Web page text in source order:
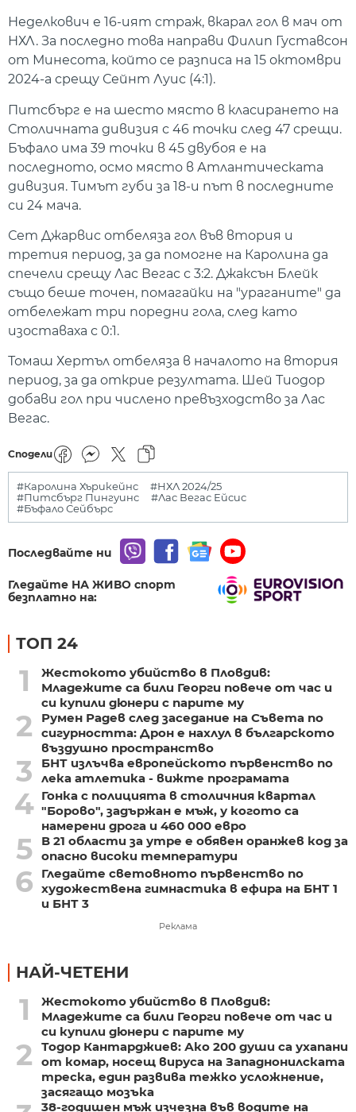
Неделкович е 16-ият страж, вкарал гол в мач от
НХЛ. За последно това направи Филип Густавсон
от Минесота, който се разписа на 15 октомври
2024-а срещу Сейнт Луис (4:1).
Питсбърг е на шесто място в класирането на
Столичната дивизия с 46 точки след 47 срещи.
Бъфало има 39 точки в 45 двубоя е на
последното, осмо място в Атлантическата
дивизия. Тимът губи за 18-и път в последните
си 24 мача.
Сет Джарвис отбеляза гол във втория и
третия период, за да помогне на Каролина да
спечели срещу Лас Вегас с 3:2. Джаксън Блейк
също беше точен, помагайки на "ураганите" да
отбележат три поредни гола, след като
изоставаха с 0:1.
Томаш Хертъл отбеляза в началото на втория
период, за да открие резултата. Шей Тиодор
добави гол при числено превъзходство за Лас
Вегас.
Сподели
#Каролина Хърикейнс
#НХЛ 2024/25
#Питсбърг Пингуинс
#Лас Вегас Ейсис
#Бъфало Сейбърс
Последвайте ни
Гледайте НА ЖИВО спорт
безплатно на:
ТОП 24
1
Жестокото убийство в Пловдив:
Младежите са били Георги повече от час и
си купили дюнери с парите му
2
Румен Радев след заседание на Съвета по
сигурността: Дрон е нахлул в българското
въздушно пространство
3
БНТ излъчва европейското първенство по
лека атлетика - вижте програмата
4 Гонка с полицията в столичния квартал
"Борово", задържан е мъж, у когото са
намерени дрога и 460 000 евро
5
В 21 области за утре е обявен оранжев код за
опасно високи температури
6
Гледайте световното първенство по
художествена гимнастика в ефира на БНТ 1
и БНТ 3
Реклама
НАЙ-ЧЕТЕНИ
1
Жестокото убийство в Пловдив:
Младежите са били Георги повече от час и
си купили дюнери с парите му
2
Тодор Кантарджиев: Ако 200 души са ухапани
от комар, носещ вируса на Западнонилската
треска, един развива тежко усложнение,
засягащо мозъка
38-годишен мъж изчезна във водите на